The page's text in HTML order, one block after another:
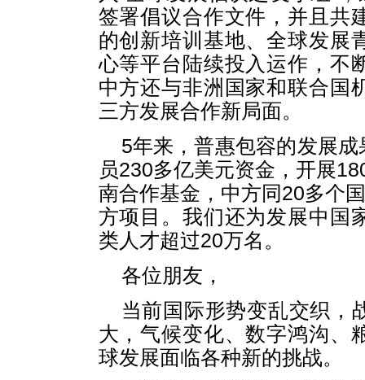
签署倡议合作文件，并且共
的创新培训基地、全球发展
心等平台陆续投入运作，不
中方还与非洲国家和联合国
三方发展合作新局面。
5年来，普惠包容的发展
员230多亿美元资金，开展
南合作基金，中方同20多个
方项目。我们还为发展中国
类人才超过20万名。
各位朋友，
当前国际形势变乱交织，
大，气候变化、数字鸿沟、
球发展面临各种新的挑战。